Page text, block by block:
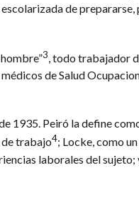
de prepararse,
3, todo trabajador
de Salud
1935. Peiró la define
trabajo4; Locke, como un
laborales del sujeto;